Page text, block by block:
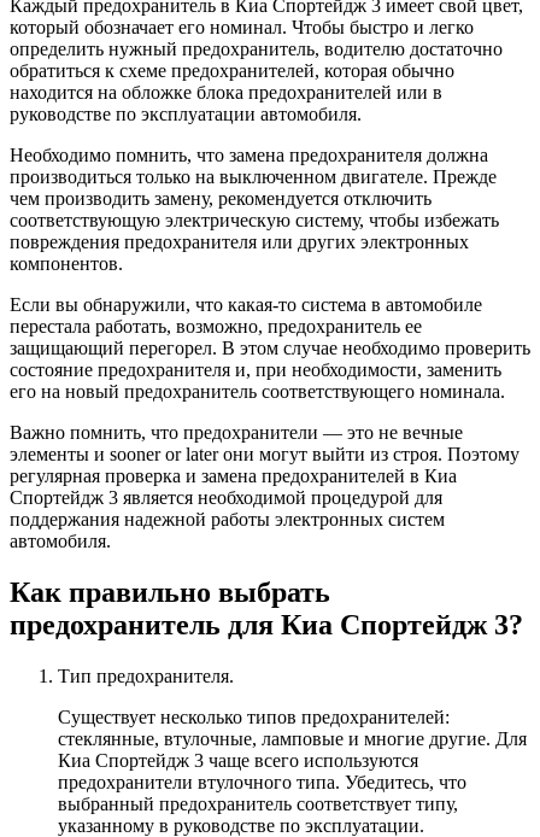
Каждый предохранитель в Киа Спортейдж 3 имеет свой цвет,
который обозначает его номинал. Чтобы быстро и легко
определить нужный предохранитель, водителю достаточно
обратиться к схеме предохранителей, которая обычно
находится на обложке блока предохранителей или в
руководстве по эксплуатации автомобиля.
Необходимо помнить, что замена предохранителя должна
производиться только на выключенном двигателе. Прежде
чем производить замену, рекомендуется отключить
соответствующую электрическую систему, чтобы избежать
повреждения предохранителя или других электронных
компонентов.
Если вы обнаружили, что какая-то система в автомобиле
перестала работать, возможно, предохранитель ее
защищающий перегорел. В этом случае необходимо проверить
состояние предохранителя и, при необходимости, заменить
его на новый предохранитель соответствующего номинала.
Важно помнить, что предохранители — это не вечные
элементы и sooner or later они могут выйти из строя. Поэтому
регулярная проверка и замена предохранителей в Киа
Спортейдж 3 является необходимой процедурой для
поддержания надежной работы электронных систем
автомобиля.
Как правильно выбрать
предохранитель для Киа Спортейдж 3?
Тип предохранителя.
Существует несколько типов предохранителей:
стеклянные, втулочные, ламповые и многие другие. Для
Киа Спортейдж 3 чаще всего используются
предохранители втулочного типа. Убедитесь, что
выбранный предохранитель соответствует типу,
указанному в руководстве по эксплуатации.